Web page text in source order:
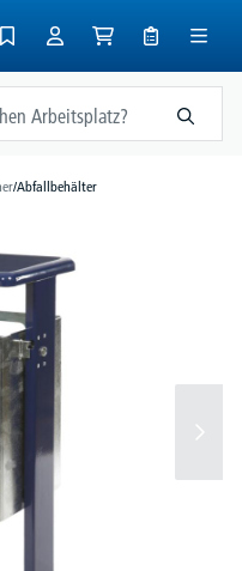
/Abfallbehälter